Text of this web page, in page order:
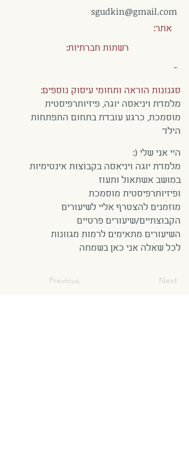
sgudkin@gmail.com
אתר:
רשתות חברתיות:
-
סגנונות הוראה ותחומי עיסוק נוספים:
מלמדת ויניאסה יוגה, פיזיותרפיסטית
מוסמכת, כרגע עובדת בתחום התפתחות
הילד
היי אני שלי (:
מלמדת יוגה ויניאסה בקבוצות אינטימיות
במושב אשתאול ותעוז
ופיזיותרפיסטית מוסמכת
מוזמנים להצטרף אליי לשיעורים
הקבוצתיים/שיעורים פרטיים
השיעורים מתאימים לרמות מגוונות
לכל שאלה אני כאן בשמחה
Next
Previous